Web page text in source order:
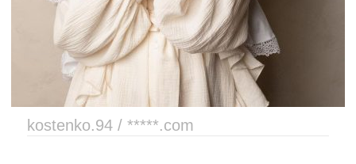
kostenko.94 / *****.com